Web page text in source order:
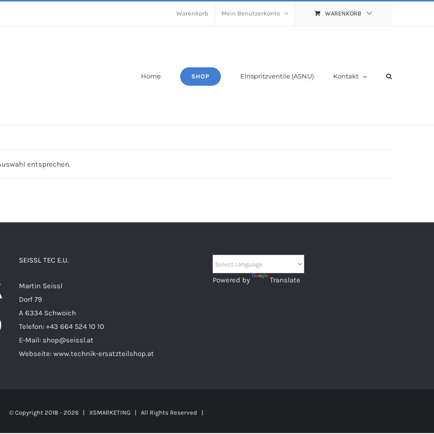
Warenkorb Mein Benutzerkonto WARENKORB
Home SHOP Einspritzventile (ASNU) Kontakt
entsprechen.
SEISSL TEC E.U.
Martin Seissl
Dorf 79
A 6334 Schwoich
Telefon: +43 664 524 10 10
E-Mail: shop@seissl.at
Webseite: www.technik-ersatzteilshop.at
Powered by Translate
© Copyright 2018 - 2026 | XSMARKETING | All Rights Reserved |